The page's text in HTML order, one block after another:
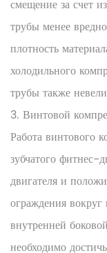
смещение за счет
трубы менее
плотность
холодильного
трубы также
3. Винтовой
Работа винтового
зубчатого фитнес-
двигателя и
ограждения вокруг
внутренней
необходимо